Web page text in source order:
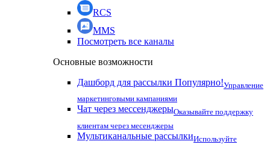
RCS
MMS
Посмотреть все каналы
Основные возможности
Дашборд для рассылки Популярно!Управление
маркетинговыми кампаниями
Чат через мессенджерыОказывайте поддержку
клиентам через месенджеры
Мультиканальные рассылкиИспользуйте